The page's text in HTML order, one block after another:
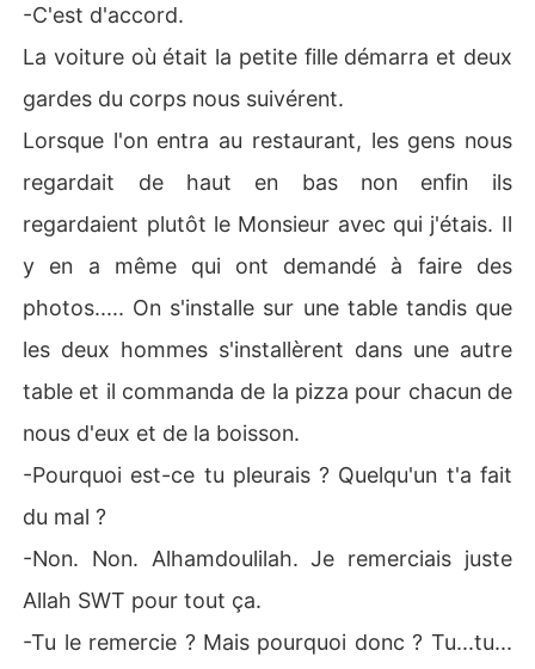
-C'est d'accord.
La voiture où était la petite fille démarra et deux
gardes du corps nous suivérent.
Lorsque l'on entra au restaurant, les gens nous
regardait de haut en bas non enfin ils
regardaient plutôt le Monsieur avec qui j'étais. Il
y en a même qui ont demandé à faire des
photos..... On s'installe sur une table tandis que
les deux hommes s'installèrent dans une autre
table et il commanda de la pizza pour chacun de
nous d'eux et de la boisson.
-Pourquoi est-ce tu pleurais ? Quelqu'un t'a fait
du mal ?
-Non. Non. Alhamdoulilah. Je remerciais juste
Allah SWT pour tout ça.
-Tu le remercie ? Mais pourquoi donc ? Tu...tu...